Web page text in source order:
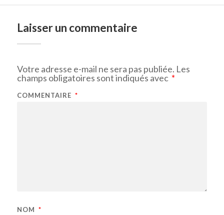
Laisser un commentaire
Votre adresse e-mail ne sera pas publiée. Les
champs obligatoires sont indiqués avec *
COMMENTAIRE *
NOM *